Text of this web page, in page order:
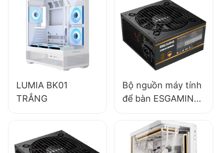
LUMIA BK01
TRẮNG
Bộ nguồn máy tính
để bàn ESGAMING
650W chất lượng
cao, hiệu suất 85%,
dạng module đầy